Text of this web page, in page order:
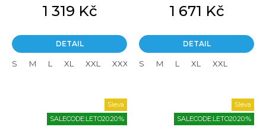
1 319 Kč
DETAIL
S M L XL XXL XXXL L - long XL - long
1 671 Kč
DETAIL
S M L XL XXL
Sleva
SALECODE:LETO20:20:%
Sleva
SALECODE:LETO20:20:%